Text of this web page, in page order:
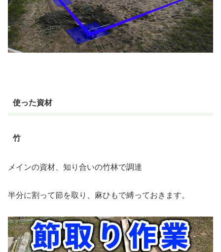
使った資材
竹
メインの資材、知り合いの竹林で調達
半分に割って節を取り、麻ひもで縛っておきます。